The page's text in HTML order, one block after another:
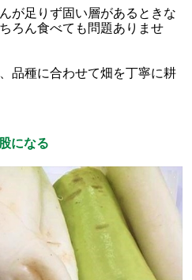
が足りず固い層があるときな
ろん食べても問題ありませ
品種に合わせて畑を丁寧に耕
になる